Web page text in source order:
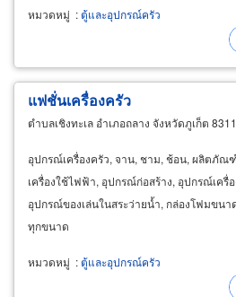
หมวดหมู่ :ตู้และอุปกรณ์ครัว
แฟชั่นเครื่องครัว
ตำบลเชิงทะเล อำเภอถลาง จังหวัดภูเก็ต
อุปกรณ์เครื่องครัว, จาน, ชาม, ช้อน, ผลิตภั
เครื่องใช้ไฟฟ้า, อุปกรณ์ก่อสร้าง, อุปกรณ์เครื่
อุปกรณ์ของเล่นในสระว่ายน้ำ, กล่องโฟมขนา
ทุกขนาด
หมวดหมู่ :ตู้และอุปกรณ์ครัว